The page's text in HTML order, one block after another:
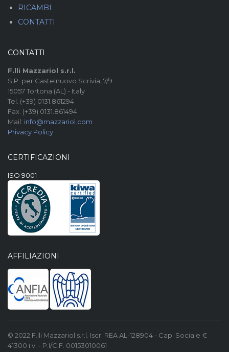
RICAMBI
CONTATTI
CONTATTI
F.lli Mazzariol s.r.l.
S.P. per Castelnuovo Scrivia, 7/9
15057 Tortona (AL) - Italy
Tel. (+39) 0131.861294
Fax. (+39) 0131.861494
Mail: info@mazzariol.com
Privacy Policy
CERTIFICAZIONI
ISO 9001
AFFILIAZIONI
© 2022 F.lli Mazzariol s.r.l. Iscr. REA AL-128904 - Cap. Sociale €
41300 i.v. - P.I/C.F. 00153010061